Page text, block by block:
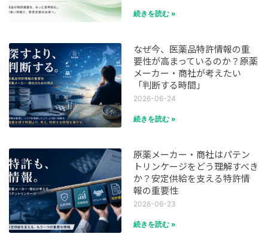
続きを読む »
なぜ今、医薬品特許情報の重
要性が高まっているのか？原薬
メーカー・商社が考えたい
「判断する時間」
2026-06-24
続きを読む »
原薬メーカー・商社はパテン
トリンケージをどう理解すべき
か？安定供給を支える特許情
報の重要性
2026-06-23
続きを読む »